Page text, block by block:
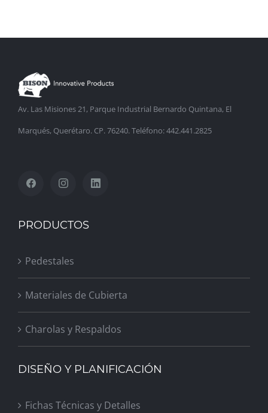
Av. Las Misiones 21, Parque Industrial Bernardo Quintana, El
Marqués, Querétaro. CP. 76240. Teléfono: 442.441.2825
PRODUCTOS
Pedestales
Materiales de Cubierta
Charolas y Respaldos
DISEÑO Y PLANIFICACIÓN
Fichas Técnicas y Detalles